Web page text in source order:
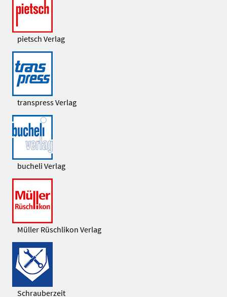
pietsch Verlag
transpress Verlag
bucheli Verlag
Müller Rüschlikon Verlag
Schrauberzeit